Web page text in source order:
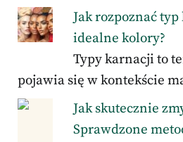
Jak rozpoznać
idealne kolory?
Typy karnacji to
pojawia się w kontekście
Jak skutecznie
Sprawdzone